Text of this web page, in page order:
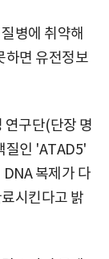
병에 취약해
하면 유전정보
연구단(단장 명
질인 'ATAD5'
복제가 다
시킨다고 밝